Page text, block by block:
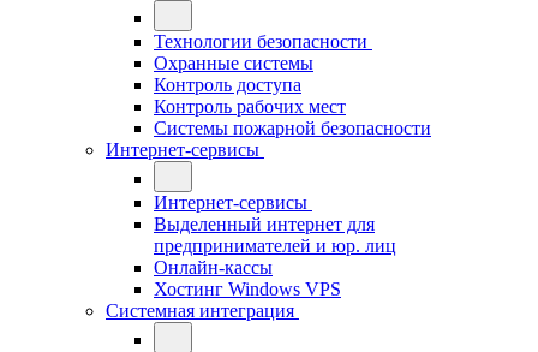
Технологии безопасности
Охранные системы
Контроль доступа
Контроль рабочих мест
Системы пожарной безопасности
Интернет-сервисы
Интернет-сервисы
Выделенный интернет для
предпринимателей и юр. лиц
Онлайн-кассы
Хостинг Windows VPS
Системная интеграция